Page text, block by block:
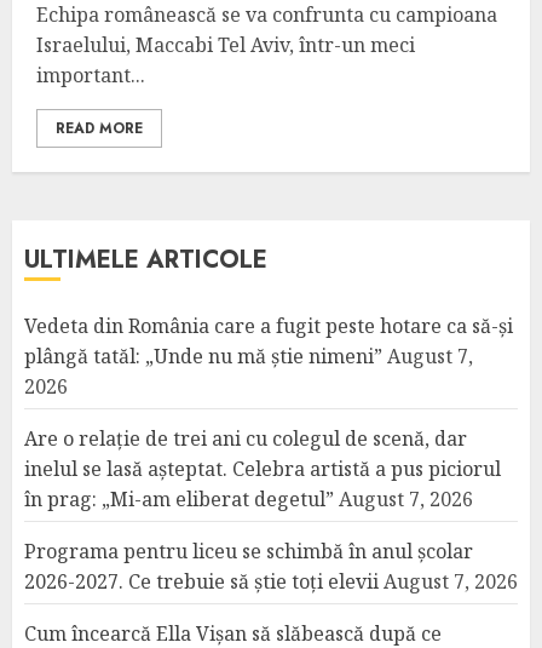
Echipa românească se va confrunta cu campioana
Israelului, Maccabi Tel Aviv, într-un meci
important...
READ MORE
ULTIMELE ARTICOLE
Vedeta din România care a fugit peste hotare ca să-și
plângă tatăl: „Unde nu mă știe nimeni” August 7,
2026
Are o relație de trei ani cu colegul de scenă, dar
inelul se lasă așteptat. Celebra artistă a pus piciorul
în prag: „Mi-am eliberat degetul” August 7, 2026
Programa pentru liceu se schimbă în anul școlar
2026-2027. Ce trebuie să știe toți eleviiAugust 7, 2026
Cum încearcă Ella Vișan să slăbească după ce